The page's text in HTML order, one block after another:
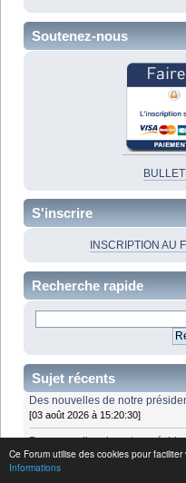
Ce Forum utilise des cookies pour
Informations
Soutenez-nous
S'inscrire
INSCRIPTION AU
Recherche rapide
Sujet récents
Des nouvelles de notre
[03 août 2026 à 15:20:30]
Des nouvelles de notre
[03 août 2026 à 07:45:53]